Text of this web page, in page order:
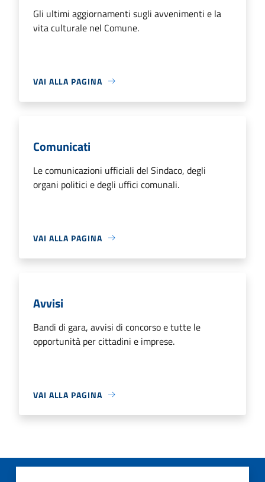
Gli ultimi aggiornamenti sugli avvenimenti e la
vita culturale nel Comune.
VAI ALLA PAGINA
Comunicati
Le comunicazioni ufficiali del Sindaco, degli
organi politici e degli uffici comunali.
VAI ALLA PAGINA
Avvisi
Bandi di gara, avvisi di concorso e tutte le
opportunità per cittadini e imprese.
VAI ALLA PAGINA